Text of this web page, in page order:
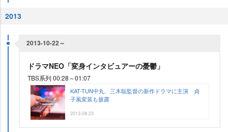
2013
2013-10-22～
ドラマNEO「変身インタビュアーの憂鬱」
TBS系列 00:28～01:07
KAT-TUN中丸、三木聡監督の新作ドラマに主演 貞
子風変装も披露
2013-08-23